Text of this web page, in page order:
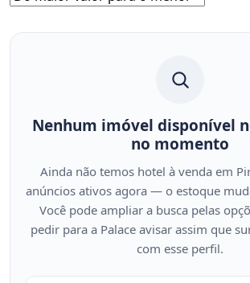
Nenhum imóvel disponível
no momento
Ainda não temos hotel à venda em
anúncios ativos agora — o estoque
Você pode ampliar a busca pelas
pedir para a Palace avisar assim que
com esse perfil.